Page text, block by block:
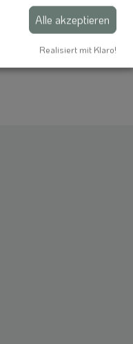
Alle akzeptieren
Realisiert mit Klaro!